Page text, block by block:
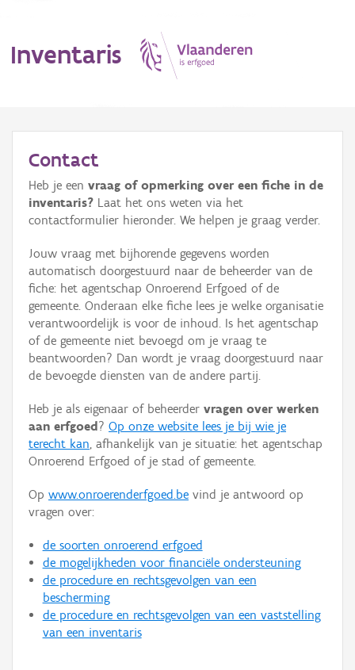
Inventaris
Erfgoedobject
Aanduidingsobject
Waarneming
Thema
Gebeurtenis
Persoon of collectief
Hergebruik
Aanmelden
Contact
Heb je een vraag of opmerking over een fiche in de
inventaris? Laat het ons weten via het
contactformulier hieronder. We helpen je graag verder.
Jouw vraag met bijhorende gegevens worden
automatisch doorgestuurd naar de beheerder van de
fiche: het agentschap Onroerend Erfgoed of de
gemeente. Onderaan elke fiche lees je welke organisatie
verantwoordelijk is voor de inhoud. Is het agentschap
of de gemeente niet bevoegd om je vraag te
beantwoorden? Dan wordt je vraag doorgestuurd naar
de bevoegde diensten van de andere partij.
Heb je als eigenaar of beheerder vragen over werken
aan erfgoed ? Op onze website lees je bij wie je
terecht kan, afhankelijk van je situatie: het agentschap
Onroerend Erfgoed of je stad of gemeente.
Op www.onroerenderfgoed.be vind je antwoord op
vragen over:
de soorten onroerend erfgoed
de mogelijkheden voor financiële ondersteuning
de procedure en rechtsgevolgen van een
bescherming
de procedure en rechtsgevolgen van een vaststelling
van een inventaris